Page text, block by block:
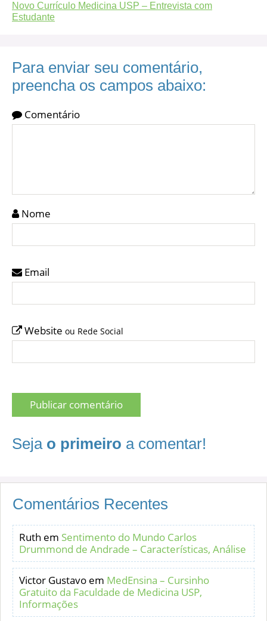
Novo Currículo Medicina USP – Entrevista com
Estudante
Para enviar seu comentário,
preencha os campos abaixo:
Comentário
Nome
Email
Website ou Rede Social
Seja o primeiro a comentar!
Comentários Recentes
Ruth em Sentimento do Mundo Carlos
Drummond de Andrade – Características, Análise
Victor Gustavo em MedEnsina – Cursinho
Gratuito da Faculdade de Medicina USP,
Informações